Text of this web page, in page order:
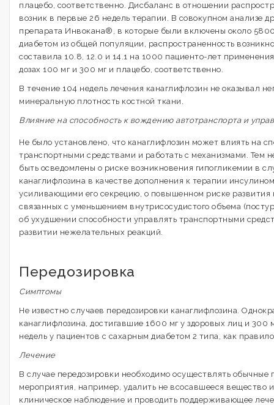
плацебо, соответственно. Дисбаланс в отношении
возник в первые 26 недель терапии. В совокупном анализе
препарата Инвокана®, в которые были включены около
диабетом из общей популяции, распространенность
составила 10.8, 12.0 и 14.1 на 1000 пациенто-лет
дозах 100 мг и 300 мг и плацебо, соответственно.
В течение 104 недель лечения канаглифлозин не оказывал
минеральную плотность костной ткани.
Влияние на способность к вождению автотранспорта и
Нe было установлено, что канаглифлозин может влиять на
транспортными средствами и работать с механизмами. Тем
быть осведомлены о риске возникновения гипогликемии в
канаглифлозина в качестве дополнения к терапии
усиливающими его секрецию, о повышенном риске развития
связанных с уменьшением внутрисосудистого объема
об ухудшении способности управлять транспортными
развитии нежелательных реакций.
Передозировка
Симптомы
Не известно случаев передозировки канаглифлозина.
канаглифлозина, достигавшие 1600 мг у здоровых лиц и 300
недель у пациентов с сахарным диабетом 2 типа, как
Лечение
В случае передозировки необходимо осуществлять
мероприятия, например, удалить не всосавшееся вещество
клиническое наблюдение и проводить поддерживающее